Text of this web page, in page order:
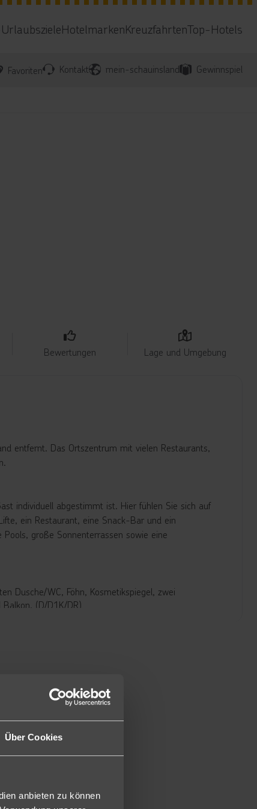
Über Cookies
anbieten zu können
HotelmarkenKreuzfahrtenTop-Hotels
Favoriten Kontakt mein-schauinsland Gewinnspiel
Bewertungen Lage und Umgebung
entfernt. Das Ortszentrum mit vielen Restaurants,
individuell abgestimmt ist. Hier fühlen Sie sich auf
ein Restaurant, eine Snack-Bar und ein
große Sonnenterrassen sowie eine
Dusche/WC, Föhn, Kosmetikspiegel, zwei
(D/D1K/DR)
Speisen.